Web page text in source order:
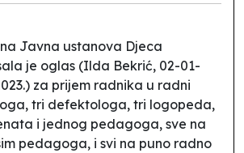
Javna ustanova Djeca
je oglas (Ilda Bekrić, 02-01-
za prijem radnika u radni
tri defektologa, tri logopeda,
i jednog pedagoga, sve na
pedagoga, i svi na puno radno